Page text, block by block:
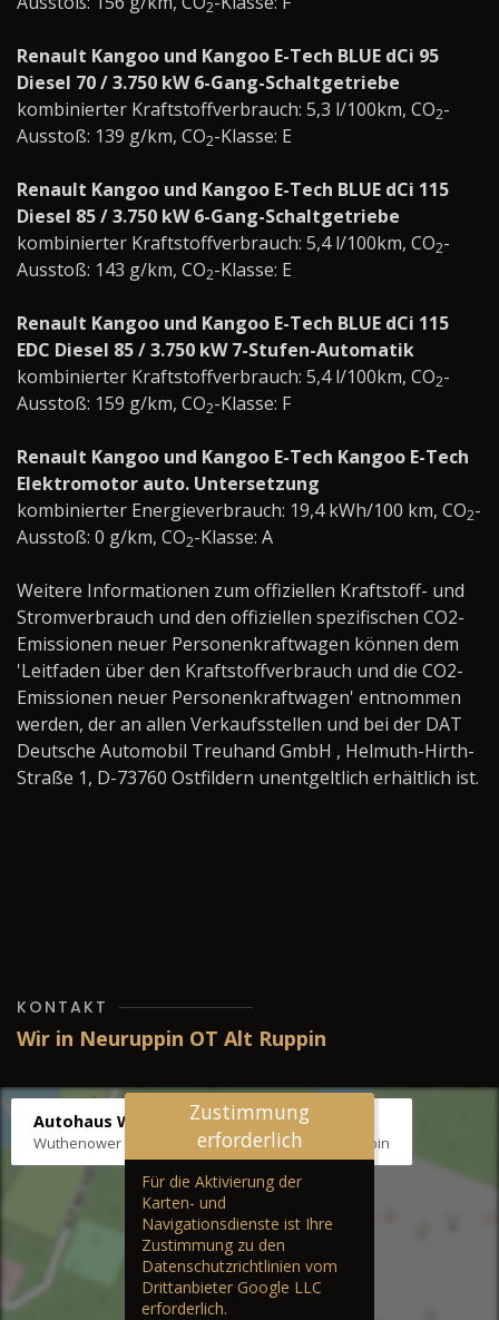
2
Renault Kangoo und Kangoo E-Tech BLUE dCi 95
Diesel 70 / 3.750 kW 6-Gang-Schaltgetriebe
kombinierter Kraftstoffverbrauch: 5,3 l/100km, CO2-
Ausstoß: 139 g/km, CO2-Klasse: E
Renault Kangoo und Kangoo E-Tech BLUE dCi 115
Diesel 85 / 3.750 kW 6-Gang-Schaltgetriebe
kombinierter Kraftstoffverbrauch: 5,4 l/100km, CO2-
Ausstoß: 143 g/km, CO2-Klasse: E
Renault Kangoo und Kangoo E-Tech BLUE dCi 115
EDC Diesel 85 / 3.750 kW 7-Stufen-Automatik
kombinierter Kraftstoffverbrauch: 5,4 l/100km, CO2-
Ausstoß: 159 g/km, CO2-Klasse: F
Renault Kangoo und Kangoo E-Tech Kangoo E-Tech
Elektromotor auto. Untersetzung
kombinierter Energieverbrauch: 19,4 kWh/100 km, CO2-
Ausstoß: 0 g/km, CO2-Klasse: A
Weitere Informationen zum offiziellen Kraftstoff- und
Stromverbrauch und den offiziellen spezifischen CO2-
Emissionen neuer Personenkraftwagen können dem
'Leitfaden über den Kraftstoffverbrauch und die CO2-
Emissionen neuer Personenkraftwagen' entnommen
werden, der an allen Verkaufsstellen und bei der DAT
Deutsche Automobil Treuhand GmbH , Helmuth-Hirth-
Straße 1, D-73760 Ostfildern unentgeltlich erhältlich ist.
KONTAKT
Wir in Neuruppin OT Alt Ruppin
Autohaus Wernicke
Wuthenower Str. 12b, 16827 Neuruppin OT Alt Ruppin
Zustimmung
erforderlich
Für die Aktivierung der
Karten- und
Navigationsdienste ist Ihre
Zustimmung zu den
Datenschutzrichtlinien vom
Drittanbieter Google LLC
erforderlich.